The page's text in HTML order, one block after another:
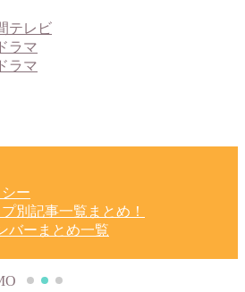
テレビ
ラマ
ラマ
ー
別記事一覧まとめ！
バーまとめ一覧